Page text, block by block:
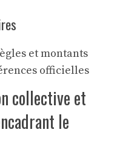
et montants
officielles
collective et
le